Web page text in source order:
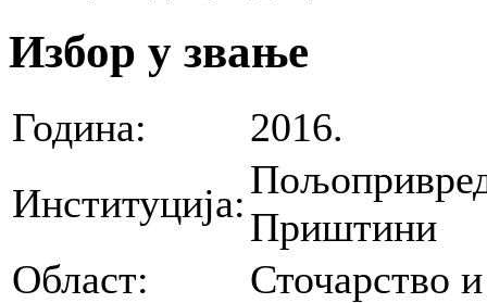
Избор у звање
Година:
2016.
Институција:
Приштини
Област:
Сточарство